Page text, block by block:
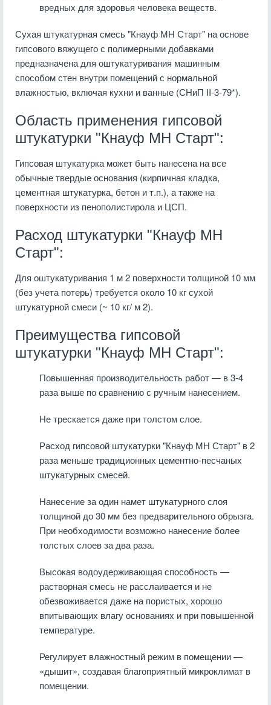
вредных для здоровья человека веществ.
Сухая штукатурная смесь "Кнауф МН Старт" на основе
гипсового вяжущего с полимерными добавками
предназначена для оштукатуривания машинным
способом стен внутри помещений с нормальной
влажностью, включая кухни и ванные (СНиП II-3-79*).
Область применения гипсовой
штукатурки "Кнауф МН Старт":
Гипсовая штукатурка может быть нанесена на все
обычные твердые основания (кирпичная кладка,
цементная штукатурка, бетон и т.п.), а также на
поверхности из пенополистирола и ЦСП.
Расход штукатурки "Кнауф МН
Старт":
Для оштукатуривания 1 м 2 поверхности толщиной 10 мм
(без учета потерь) требуется около 10 кг сухой
штукатурной смеси (~ 10 кг/ м 2).
Преимущества гипсовой
штукатурки "Кнауф МН Старт":
Повышенная производительность работ — в 3-4
раза выше по сравнению с ручным нанесением.
Не трескается даже при толстом слое.
Расход гипсовой штукатурки "Кнауф МН Старт" в 2
раза меньше традиционных цементно-песчаных
штукатурных смесей.
Нанесение за один намет штукатурного слоя
толщиной до 30 мм без предварительного обрызга.
При необходимости возможно нанесение более
толстых слоев за два раза.
Высокая водоудерживающая способность —
растворная смесь не расслаивается и не
обезвоживается даже на пористых, хорошо
впитывающих влагу основаниях и при повышенной
температуре.
Регулирует влажностный режим в помещении —
«дышит», создавая благоприятный микроклимат в
помещении.